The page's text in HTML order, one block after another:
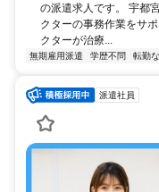
の派遣求人です。 宇都
クターの事務作業をサ
クターが治療...
無期雇用派遣 学歴不問 転勤な
派遣社員